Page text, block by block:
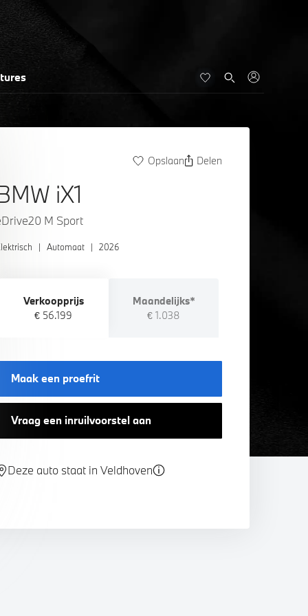
Opslaan Delen
iX1
M Sport
| Automaat | 2026
Verkoopprijs
€ 56.199
Maandelijks*
€ 1.038
Maak een proefrit
Vraag een inruilvoorstel aan
Deze auto staat in Veldhoven